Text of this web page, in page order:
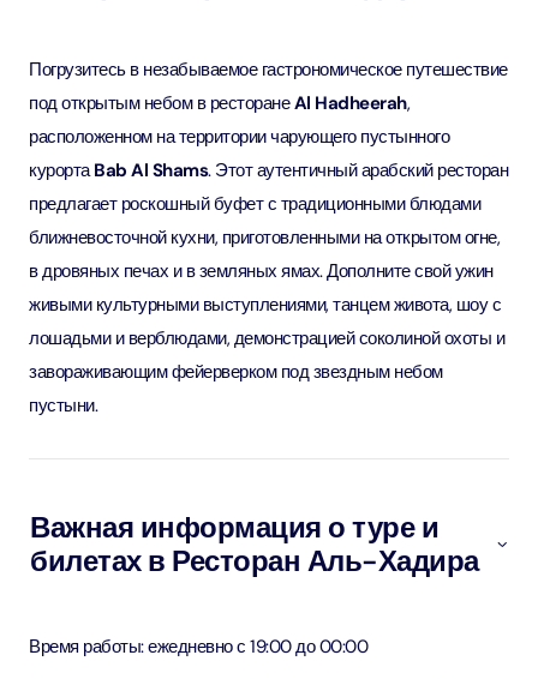
Погрузитесь в незабываемое гастрономическое путешествие
под открытым небом в ресторанеAl Hadheerah,
расположенном на территории чарующего пустынного
курортаBab Al Shams. Этот аутентичный арабский ресторан
предлагает роскошный буфет с традиционными блюдами
ближневосточной кухни, приготовленными на открытом огне,
в дровяных печах и в земляных ямах. Дополните свой ужин
живыми культурными выступлениями, танцем живота, шоу с
лошадьми и верблюдами, демонстрацией соколиной охоты и
завораживающим фейерверком под звездным небом
пустыни.
Важная информация о туре и
билетах в Ресторан Аль-Хадира
Время работы: ежедневно с 19:00 до 00:00